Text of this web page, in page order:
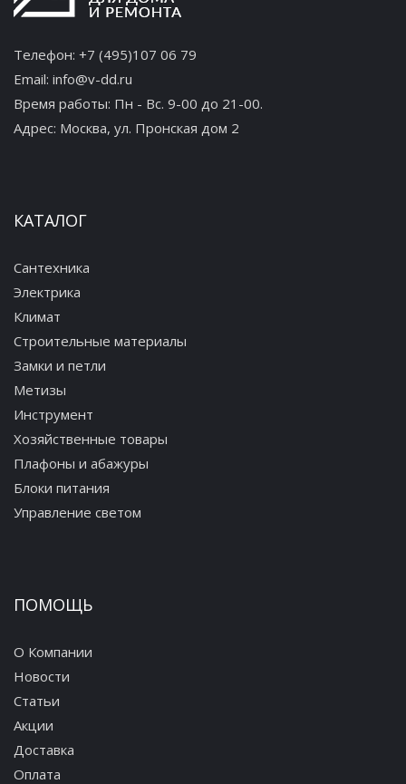
Телефон: +7 (495)107 06 79
Email: info@v-dd.ru
Время работы: Пн - Вс. 9-00 до 21-00.
Адрес: Москва, ул. Пронская дом 2
КАТАЛОГ
Сантехника
Электрика
Климат
Строительные материалы
Замки и петли
Метизы
Инструмент
Хозяйственные товары
Плафоны и абажуры
Блоки питания
Управление светом
ПОМОЩЬ
О Компании
Новости
Статьи
Акции
Доставка
Оплата